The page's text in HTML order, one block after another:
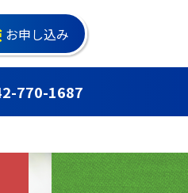
お申し込み
770-1687